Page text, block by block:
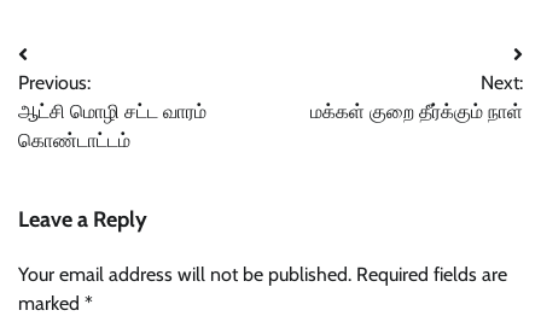
Post
navigation
Previous:
ஆட்சி மொழி சட்ட வாரம்
கொண்டாட்டம்
Next:
மக்கள் குறை தீர்க்கும் நாள்
Leave a Reply
Your email address will not be published. Required fields are
marked *